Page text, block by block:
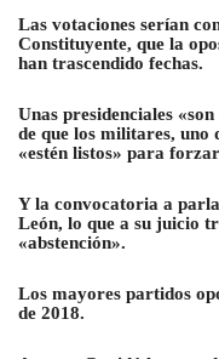
Las votaciones serían
Constituyente, que la
han trascendido fechas.
Unas presidenciales
de que los militares, uno
«estén listos» para
Y la convocatoria a
León, lo que a su juicio
«abstención».
Los mayores partidos
de 2018.